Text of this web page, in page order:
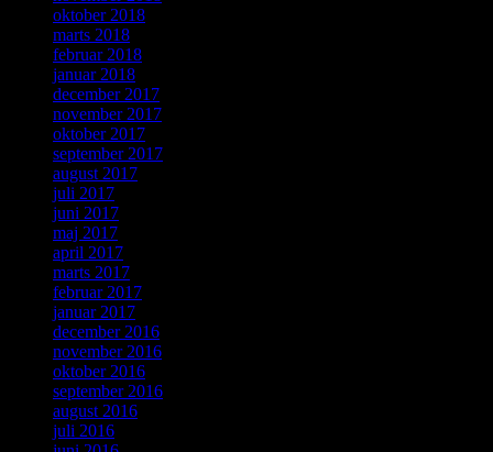
oktober 2018
marts 2018
februar 2018
januar 2018
december 2017
november 2017
oktober 2017
september 2017
august 2017
juli 2017
juni 2017
maj 2017
april 2017
marts 2017
februar 2017
januar 2017
december 2016
november 2016
oktober 2016
september 2016
august 2016
juli 2016